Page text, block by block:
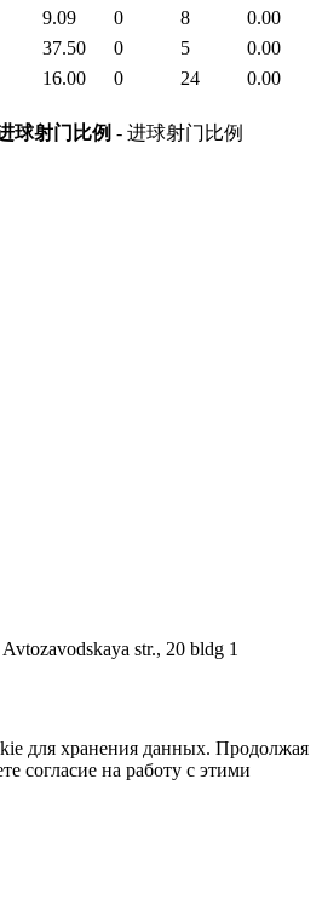
9.09 0 8
0.00
37.50 0 5
0.00
16.00 0 24
0.00
球射门比例 - 进球射门比例
str., 20 bldg 1
для хранения данных. Продолжая
согласие на работу с этими